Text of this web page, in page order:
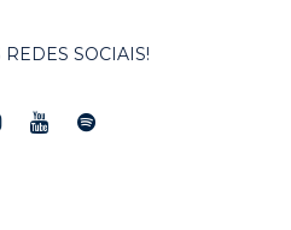
SOCIAIS!